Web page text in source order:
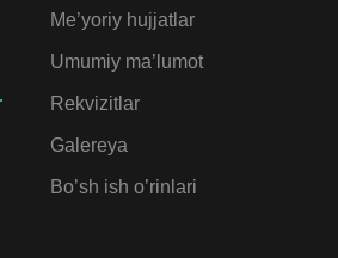
Me’yoriy hujjatlar
Umumiy ma’lumot
Rekvizitlar
Galereya
Bo’sh ish o’rinlari